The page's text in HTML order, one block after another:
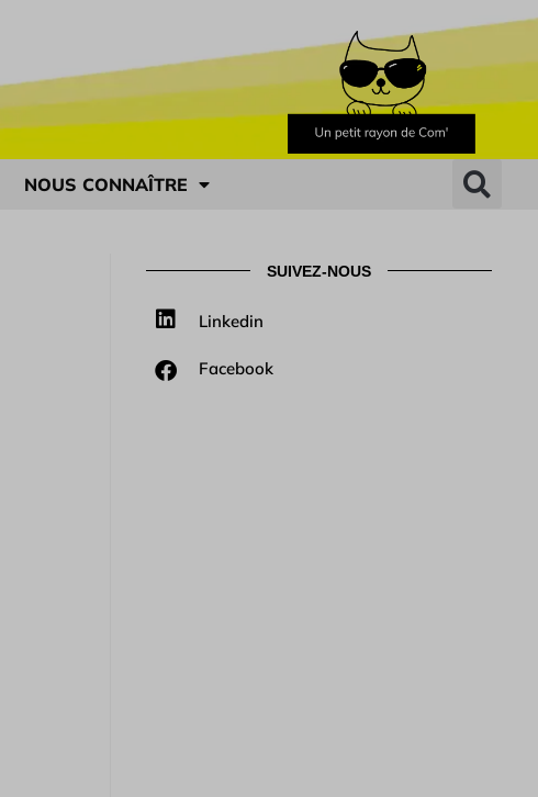
NOUS CONNAÎTRE
SUIVEZ-NOUS
Linkedin
Facebook